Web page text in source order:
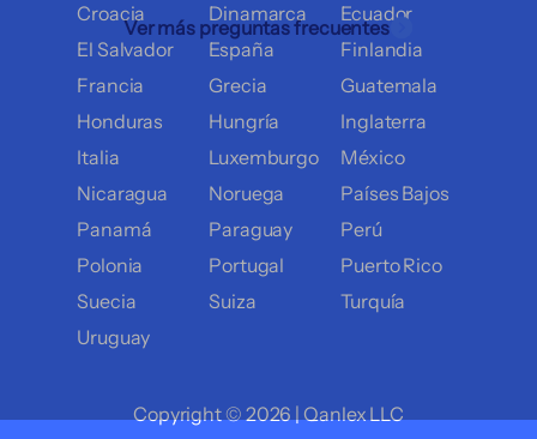
Ver más preguntas frecuentes
Croacia
Dinamarca
Ecuador
El Salvador
España
Finlandia
Francia
Grecia
Guatemala
Honduras
Hungría
Inglaterra
Italia
Luxemburgo
México
Nicaragua
Noruega
Países Bajos
Panamá
Paraguay
Perú
Polonia
Portugal
Puerto Rico
Suecia
Suiza
Turquía
Uruguay
Copyright © 2026 | Qanlex LLC